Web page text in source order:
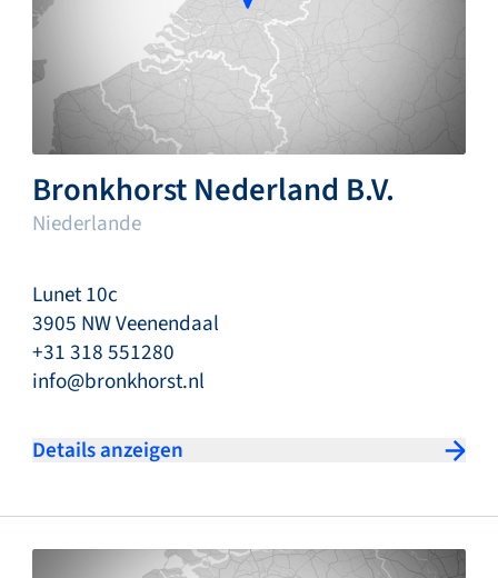
Bronkhorst Nederland B.V.
Niederlande
Lunet 10c
3905 NW Veenendaal
+31 318 551280
info@bronkhorst.nl
Details anzeigen